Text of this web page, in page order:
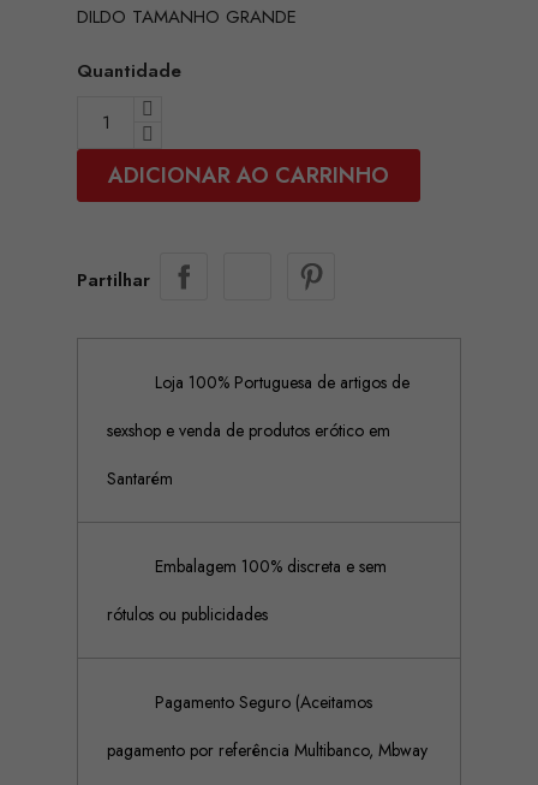
DILDO TAMANHO GRANDE
Quantidade
ADICIONAR AO CARRINHO
Partilhar
Loja 100% Portuguesa de artigos de
sexshop e venda de produtos erótico em
Santarém
Embalagem 100% discreta e sem
rótulos ou publicidades
Pagamento Seguro (Aceitamos
pagamento por referência Multibanco, Mbway